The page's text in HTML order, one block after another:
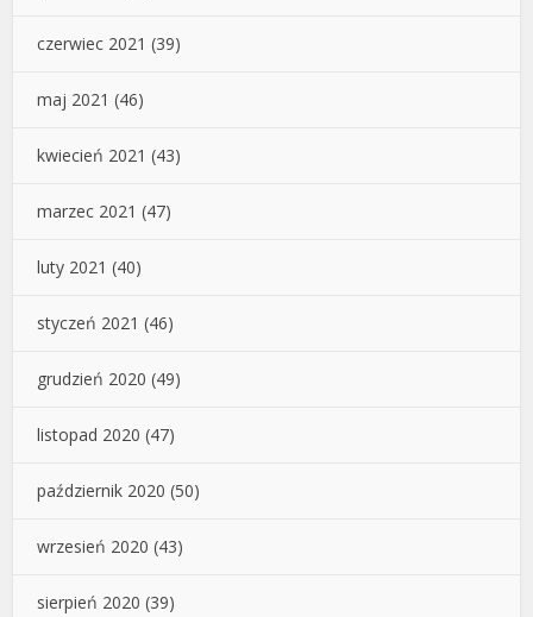
czerwiec 2021 (39)
maj 2021 (46)
kwiecień 2021 (43)
marzec 2021 (47)
luty 2021 (40)
styczeń 2021 (46)
grudzień 2020 (49)
listopad 2020 (47)
październik 2020 (50)
wrzesień 2020 (43)
sierpień 2020 (39)